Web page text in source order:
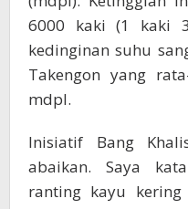
6000 kaki (1 kaki
kedinginan suhu
Takengon yang
mdpl.
Inisiatif Bang
abaikan. Saya
ranting kayu